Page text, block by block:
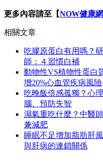
更多內容請至【NOW健康
相關文章
吃膠原蛋白有用嗎？
師：４習慣白補
動物性VS植物性蛋白
增20%心血管疾病風險
吃晚飯倍感孤獨？心
腦、預防失智
濕氣重吃什麼？中醫
兼減肥
睡眠不足增加脂肪肝
與肝病的連鎖關係